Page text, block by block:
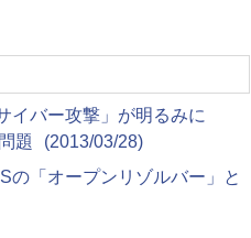
イバー攻撃」が明るみに
題
(2013/03/28)
の「オープンリゾルバー」と